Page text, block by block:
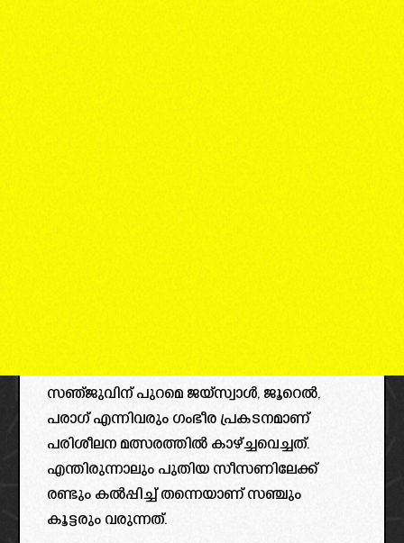
സഞ്ജുവിന് പുറമെ ജയ്‌സ്വാൾ, ജൂറെൽ,
പരാഗ് എന്നിവരും ഗംഭീര പ്രകടനമാണ്
പരിശീലന മത്സരത്തിൽ കാഴ്ച്ചവെച്ചത്.
എന്തിരുന്നാലും പുതിയ സീസണിലേക്ക്
രണ്ടും കൽപ്പിച്ച് തന്നെയാണ് സഞ്ചും
കൂട്ടരും വരുന്നത്.